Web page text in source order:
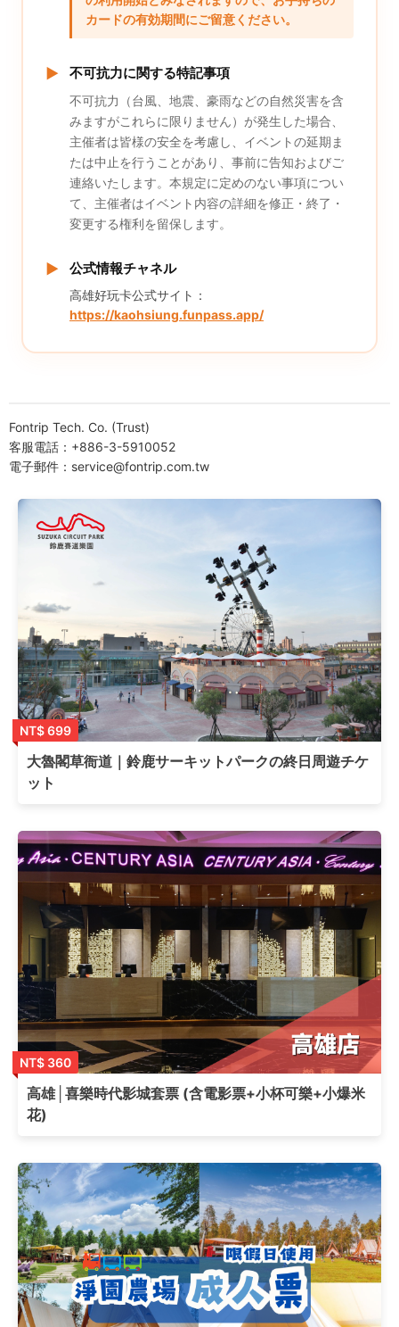
カードの有効期間にご留意ください。
▶ 不可抗力に関する特記事項
不可抗力（台風、地震、豪雨などの自然災害を含
みますがこれらに限りません）が発生した場合、
主催者は皆様の安全を考慮し、イベントの延期ま
たは中止を行うことがあり、事前に告知およびご
連絡いたします。本規定に定めのない事項につい
て、主催者はイベント内容の詳細を修正・終了・
変更する権利を留保します。
▶ 公式情報チャネル
高雄好玩卡公式サイト：
https://kaohsiung.funpass.app/
Fontrip Tech. Co. (Trust)
客服電話：+886-3-5910052
電子郵件：service@fontrip.com.tw
NT$ 699
大魯閣草衙道｜鈴鹿サーキットパークの終日周遊チケ
ット
NT$ 360
高雄│喜樂時代影城套票 (含電影票+小杯可樂+小爆米
花)